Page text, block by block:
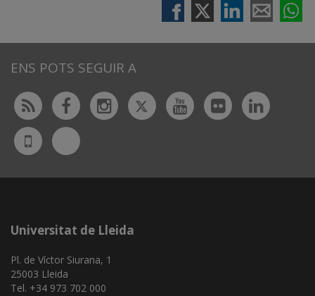
ENS POTS SEGUIR A
Rss FacebookInstagram
TwitterYoutubeFlickr
UdL
App
Bluesky
Universitat de Lleida
Pl. de Víctor Siurana, 1
25003 Lleida
Tel. +34 973 702 000